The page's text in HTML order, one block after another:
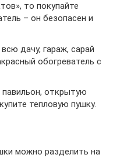
то покупайте
– он безопасен и
дачу, гараж, сарай
обогреватель с
открытую
тепловую пушку.
можно разделить на